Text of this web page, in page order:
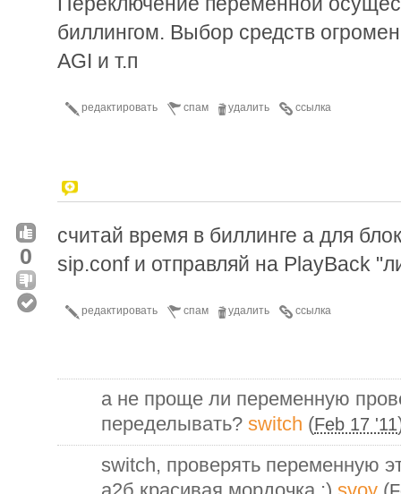
биллингом. Выбор средств
AGI и т.п
ссылка
удалить
спам
редактировать
0
считай время в биллинге а для
sip.conf и отправляй на PlayBack
ссылка
удалить
спам
редактировать
а не проще ли переменную
переделывать? switch (Feb 17 '11
switch, проверять переменную